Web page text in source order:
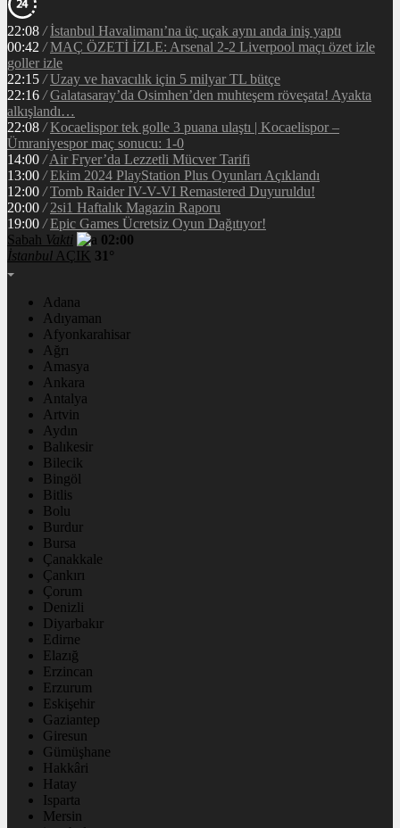
22:08 / İstanbul Havalimanı’na üç uçak aynı anda iniş yaptı
00:42 / MAÇ ÖZETİ İZLE: Arsenal 2-2 Liverpool maçı özet izle
goller izle
22:15 / Uzay ve havacılık için 5 milyar TL bütçe
22:16 / Galatasaray’da Osimhen’den muhteşem röveşata! Ayakta
alkışlandı…
22:08 / Kocaelispor tek golle 3 puana ulaştı | Kocaelispor –
Ümraniyespor maç sonucu: 1-0
14:00 / Air Fryer’da Lezzetli Mücver Tarifi
13:00 / Ekim 2024 PlayStation Plus Oyunları Açıklandı
12:00 / Tomb Raider IV-V-VI Remastered Duyuruldu!
20:00 / 2si1 Haftalık Magazin Raporu
19:00 / Epic Games Ücretsiz Oyun Dağıtıyor!
Sabah Vakti
02:00
İstanbul AÇIK 31°
Adana
Adıyaman
Afyonkarahisar
Ağrı
Amasya
Ankara
Antalya
Artvin
Aydın
Balıkesir
Bilecik
Bingöl
Bitlis
Bolu
Burdur
Bursa
Çanakkale
Çankırı
Çorum
Denizli
Diyarbakır
Edirne
Elazığ
Erzincan
Erzurum
Eskişehir
Gaziantep
Giresun
Gümüşhane
Hakkâri
Hatay
Isparta
Mersin